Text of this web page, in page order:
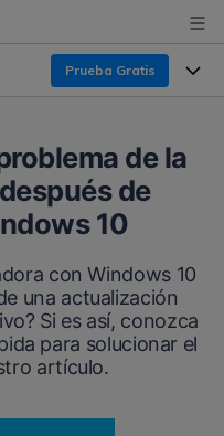
Prueba Gratis
Gratis
Nuevo
de la
de
10
con Windows 10
una actualización
Si es así, conozca
para solucionar el
artículo.